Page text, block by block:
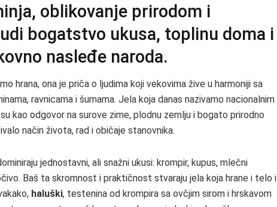
oblikovanje prirodom i
bogatstvo ukusa, toplinu doma i
nasleđe naroda.
hrana, ona je priča o ljudima koji vekovima žive u harmoniji sa
ravnicama i šumama. Jela koja danas nazivamo nacionalnim
kao odgovor na surove zime, plodnu zemlju i bogato prirodno
način života, rad i običaje stanovnika.
jednostavni, ali snažni ukusi: krompir, kupus, mlečni
Baš ta skromnost i praktičnost stvaraju jela koja hrane i telo i
haluški, testenina od krompira sa ovčjim sirom i hrskavom